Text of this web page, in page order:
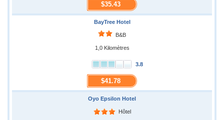
$35.43
BayTree Hotel
B&B
1,0 Kilomètres
3.8
$41.78
Oyo Epsilon Hotel
Hôtel